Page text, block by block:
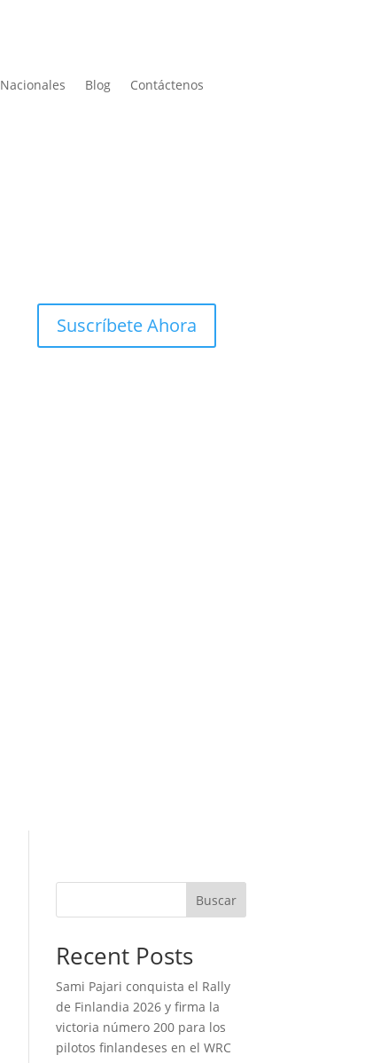
Nacionales Blog Contáctenos
Suscríbete Ahora
Buscar
Recent Posts
Sami Pajari conquista el Rally
de Finlandia 2026 y firma la
victoria número 200 para los
pilotos finlandeses en el WRC